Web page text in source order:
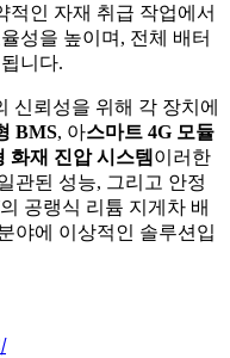
적인 자재 취급 작업에서
성을 높이며, 전체 배터
니다.
신뢰성을 위해 각 장치에
BMS, 아스마트 4G 모듈
화재 진압 시스템 이러한
관된 성능, 그리고 안정
공랭식 리튬 지게차 배
야에 이상적인 솔루션입